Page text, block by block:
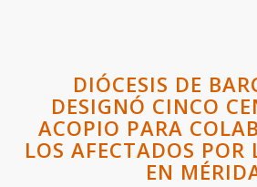
DIÓCESIS DE
DESIGNÓ CINCO
ACOPIO PARA
LOS AFECTADOS POR
EN